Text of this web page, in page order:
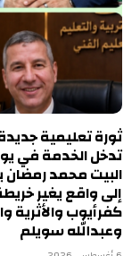
تدخل الخدمة في
البيت محمد رمضان
إلى واقع يغير
كفرأيوب
وعبدالله سويلم